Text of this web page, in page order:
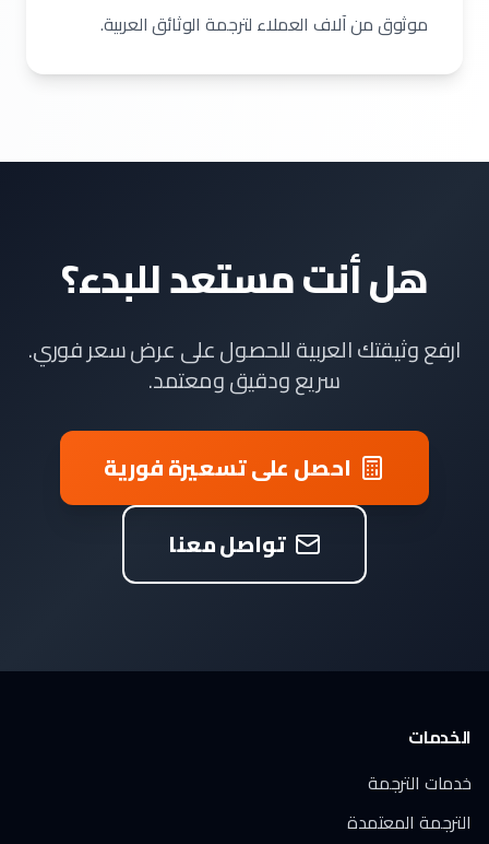
موثوق من آلاف العملاء لترجمة الوثائق العربية.
هل أنت مستعد للبدء؟
ارفع وثيقتك العربية للحصول على عرض سعر فوري.
سريع ودقيق ومعتمد.
احصل على تسعيرة فورية
تواصل معنا
الخدمات
خدمات الترجمة
الترجمة المعتمدة